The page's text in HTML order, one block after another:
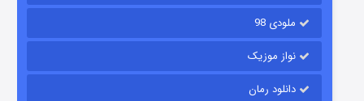
ملودی 98
نواز موزیک
دانلود رمان